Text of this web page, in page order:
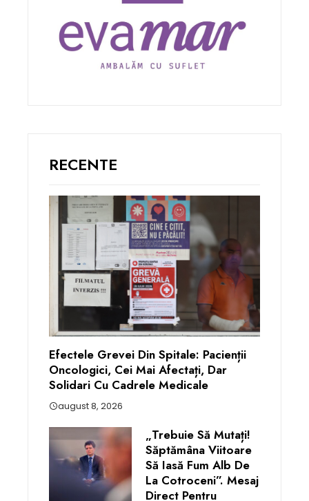
RECENTE
Efectele Grevei Din Spitale: Pacienții
Oncologici, Cei Mai Afectați, Dar
Solidari Cu Cadrele Medicale
august 8, 2026
„Trebuie Să Mutați!
Săptămâna Viitoare
Să Iasă Fum Alb De
La Cotroceni”. Mesaj
Direct Pentru